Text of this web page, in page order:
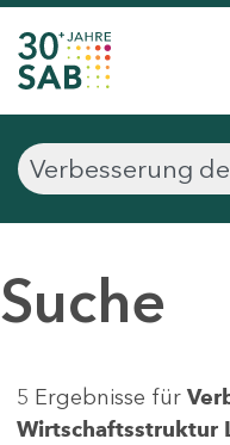
Suche
5 Ergebnisse für
Wirtschaftsstruktur